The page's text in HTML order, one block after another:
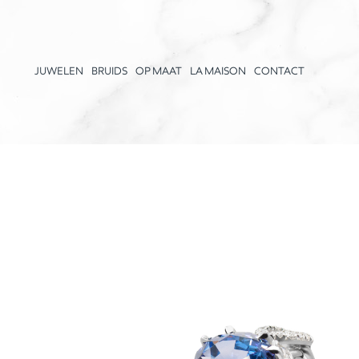
JUWELEN BRUIDS OP MAAT LA MAISON CONTACT